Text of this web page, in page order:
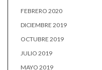
FEBRERO 2020
DICIEMBRE 2019
OCTUBRE 2019
JULIO 2019
MAYO 2019